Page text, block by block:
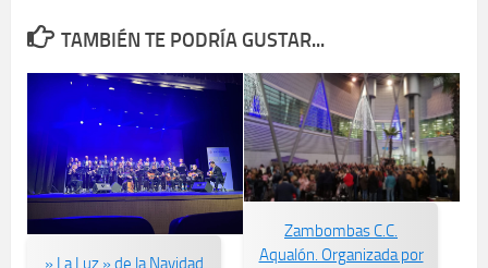
TAMBIÉN TE PODRÍA GUSTAR...
» La Luz » de la Navidad
Zambombas C.C.
Aqualón. Organizada por